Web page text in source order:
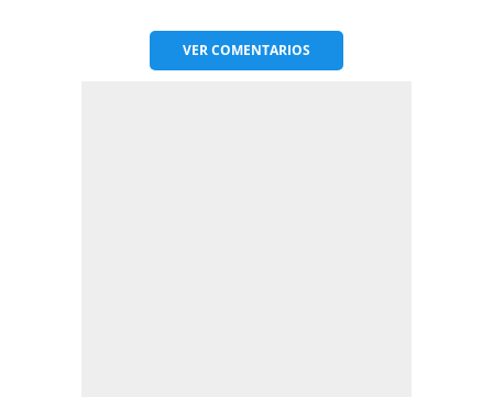
VERCOMENTARIOS